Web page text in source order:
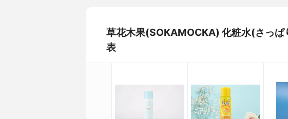
草花木果(SOKAMOCKA) 化粧水(さっ
表